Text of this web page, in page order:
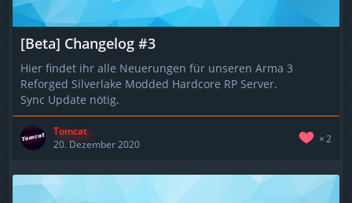
[Beta] Changelog #3
Hier findet ihr alle Neuerungen für unseren Arma 3
Reforged Silverlake Modded Hardcore RP Server.
Sync Update nötig.
Tomcat
20. Dezember 2020
2